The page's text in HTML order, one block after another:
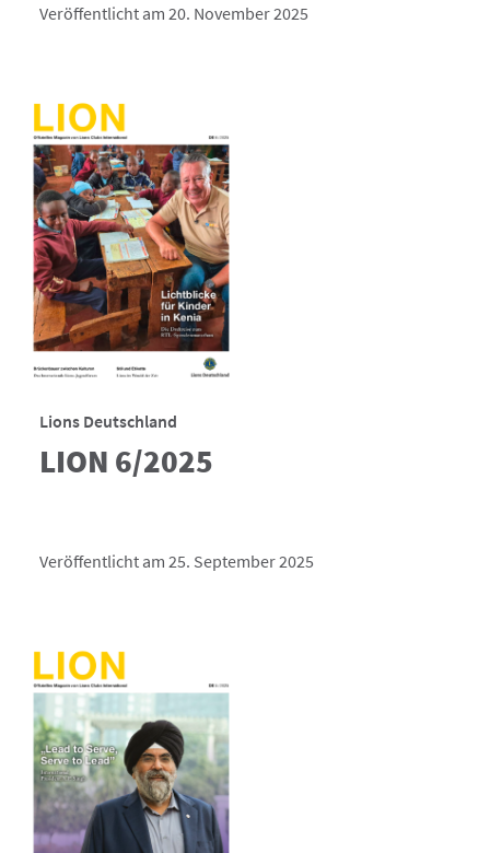
Veröffentlicht am 20. November 2025
Lions Deutschland
LION 6/2025
Veröffentlicht am 25. September 2025